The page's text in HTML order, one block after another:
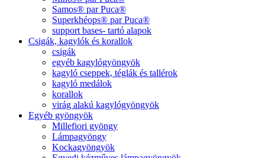
Samos® par Puca®
Superkhéops® par Puca®
support bases- tartó alapok
Csigák, kagylók és korallok
csigák
egyéb kagylógyöngyök
kagyló cseppek, téglák és tallérok
kagyló medálok
korallok
virág alakú kagylógyöngyök
Egyéb gyöngyök
Millefiori gyöngy
Lámpagyöngy
Kockagyöngyök